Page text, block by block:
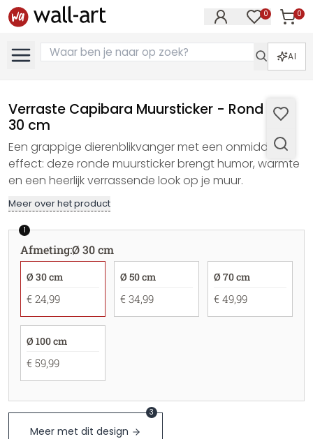
0 0
AI
Verraste Capibara Muursticker - Rond - Ø
30 cm
Een grappige dierenblikvanger met een onmiddellijk
effect: deze ronde muursticker brengt humor, warmte
en een heerlijk verrassende look op je muur.
Meer over het product
1
Afmeting:Ø 30 cm
Ø 30 cm
€ 24,99
Ø 50 cm
€ 34,99
Ø 70 cm
€ 49,99
Ø 100 cm
€ 59,99
Meer met dit design
3